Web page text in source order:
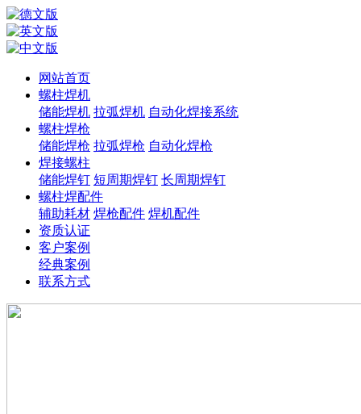
网站首页
螺柱焊机
储能焊机 拉弧焊机 自动化焊接系统
螺柱焊枪
储能焊枪 拉弧焊枪 自动化焊枪
焊接螺柱
储能焊钉 短周期焊钉 长周期焊钉
螺柱焊配件
辅助耗材 焊枪配件 焊机配件
资质认证
客户案例
经典案例
联系方式